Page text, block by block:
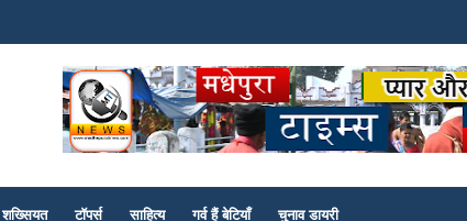
शख्सियत टॉपर्स साहित्य गर्व हैं बेटियाँ चुनाव डायरी